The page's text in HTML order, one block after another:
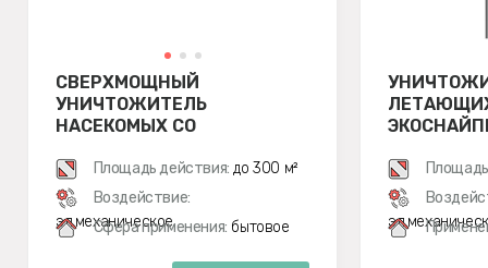
СВЕРХМОЩНЫЙ
УНИЧТОЖИТЕЛЬ
НАСЕКОМЫХ СО
ЛАМПАМИ ЭКОСНАЙПЕР GB-
30L
Площадь действия: до 300 м²
Воздействие:
эл.механическое
Сфера применения: бытовое